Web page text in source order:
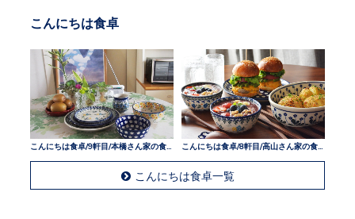
こんにちは食卓
こんにちは食卓/9軒目/本橋さん家の食卓
こんにちは食卓一覧